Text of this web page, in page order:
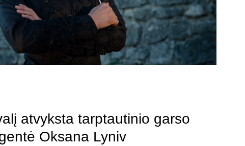
atvyksta tarptautinio garso
Oksana Lyniv